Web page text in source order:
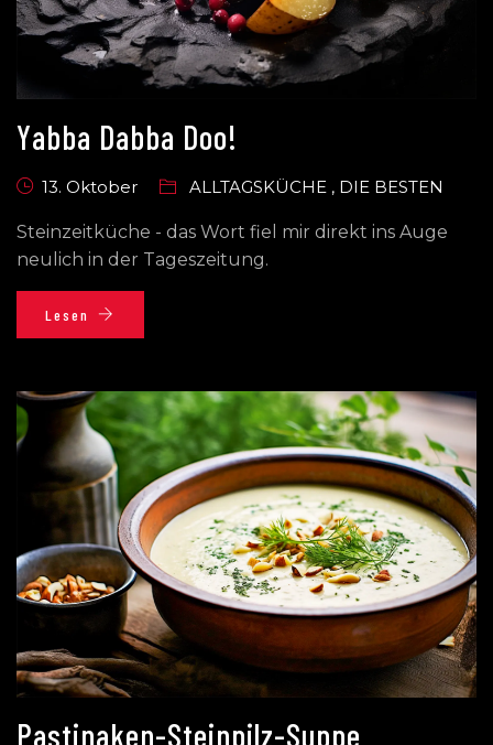
Yabba Dabba Doo!
13. Oktober ALLTAGSKÜCHE , DIE BESTEN
Steinzeitküche - das Wort fiel mir direkt ins Auge
neulich in der Tageszeitung.
Lesen
Pastinaken-Steinpilz-Suppe